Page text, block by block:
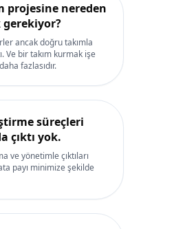
projesine nereden
ancak doğru takımla
Ve bir takım kurmak işe
fazlasıdır.
süreçleri
çıktı yok.
ve yönetimle çıktıları
payı minimize şekilde